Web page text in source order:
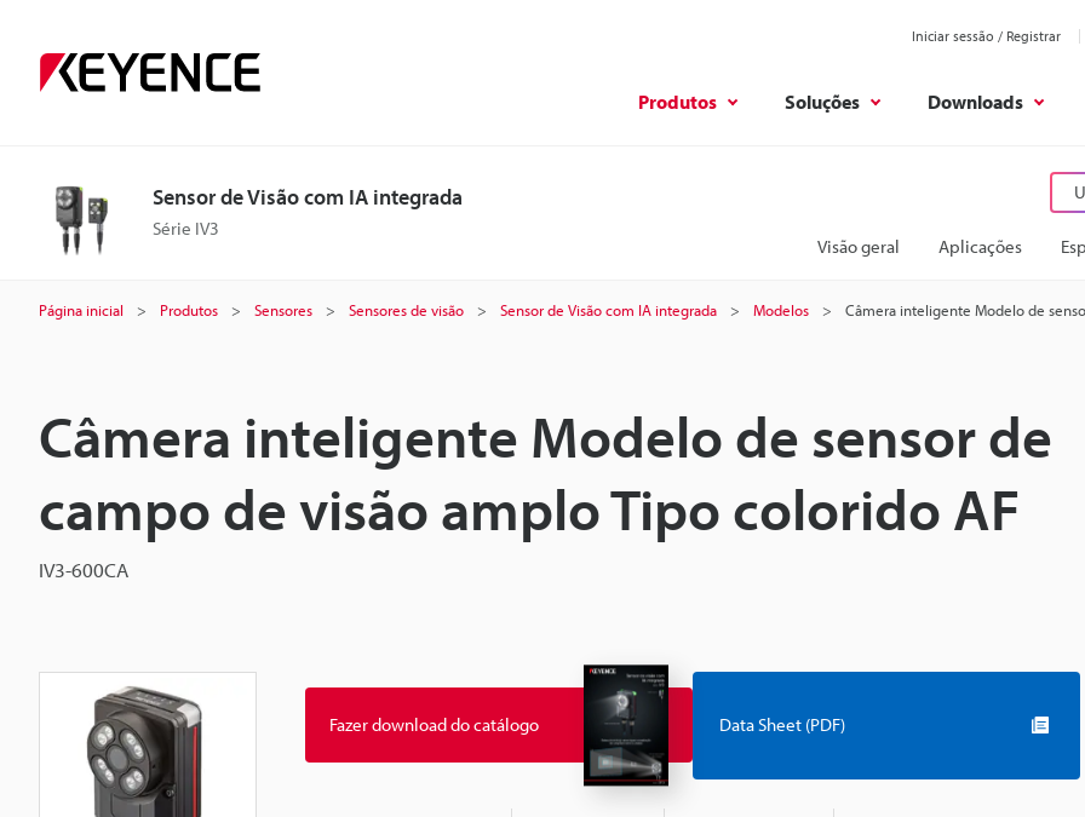
Iniciar sessão / Registrar
Produtos Soluções Downloads
Sensor de Visão com IA integrada
Série IV3
Visão geral Aplicações
Página inicial Produtos Sensores Sensores de visão Sensor de Visão com IA integrada Modelos Câmera inteligente Modelo de
Câmera inteligente Modelo de sensor de
campo de visão amplo Tipo colorido AF
IV3-600CA
Fazer download do catálogo Data Sheet (PDF)